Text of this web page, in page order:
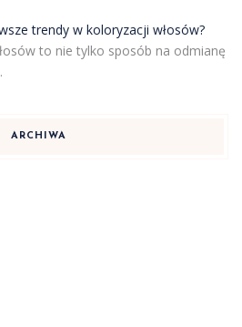
trendy w koloryzacji włosów?
to nie tylko sposób na odmianę
ARCHIWA